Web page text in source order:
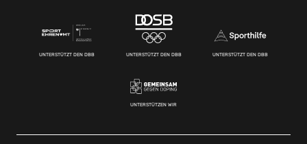
UNTERSTÜTZT DEN DBB UNTERSTÜTZT DEN DBB UNTERSTÜTZT DEN DBB
UNTERSTÜTZEN WIR